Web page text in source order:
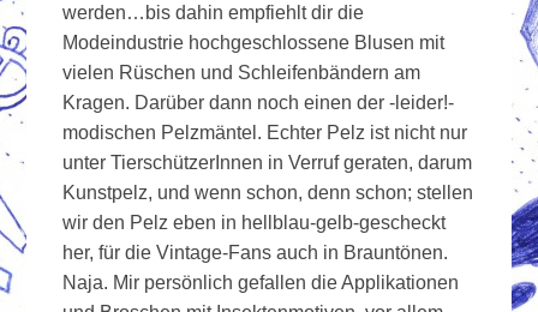
werden…bis dahin empfiehlt dir die
Modeindustrie hochgeschlossene Blusen mit
vielen Rüschen und Schleifenbändern am
Kragen. Darüber dann noch einen der -leider!-
modischen Pelzmäntel. Echter Pelz ist nicht nur
unter TierschützerInnen in Verruf geraten, darum
Kunstpelz, und wenn schon, denn schon; stellen
wir den Pelz eben in hellblau-gelb-gescheckt
her, für die Vintage-Fans auch in Brauntönen.
Naja. Mir persönlich gefallen die Applikationen